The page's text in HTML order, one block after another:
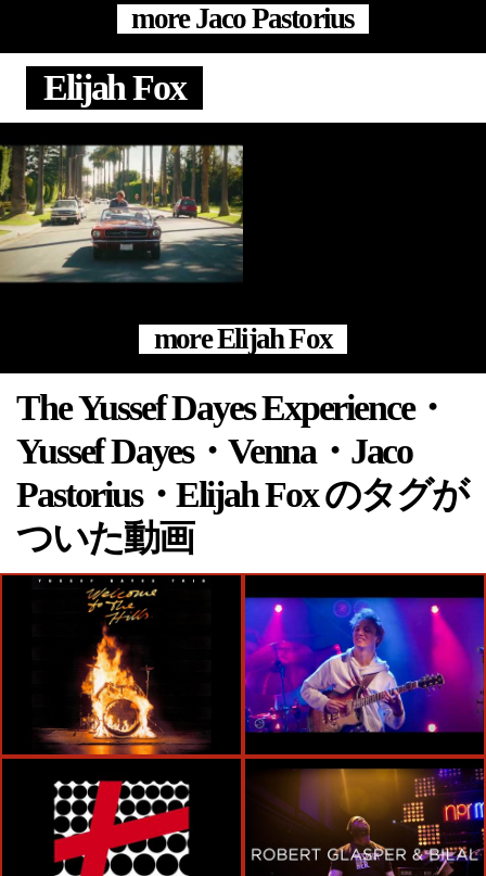
more Jaco Pastorius
Elijah Fox
more Elijah Fox
The Yussef Dayes Experience・
Yussef Dayes・Venna・Jaco
Pastorius・Elijah Fox のタグが
ついた動画